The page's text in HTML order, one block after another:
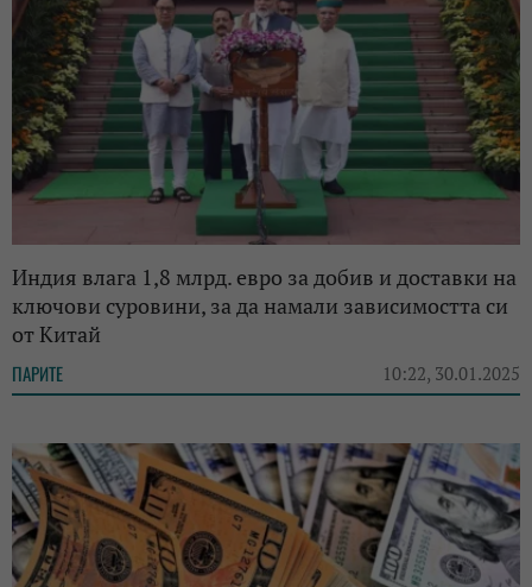
Индия влага 1,8 млрд. евро за добив и доставки на
ключови суровини, за да намали зависимостта си
от Китай
ПАРИТЕ 10:22, 30.01.2025